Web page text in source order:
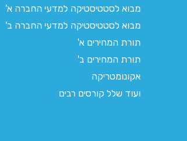
מבוא לסטטיסטיקה למדעי החברה א'
מבוא לסטטיסטיקה למדעי החברה ב'
תורת המחירים א'
תורת המחירים ב'
אקונומטריקה
ועוד שלל קורסים רבים